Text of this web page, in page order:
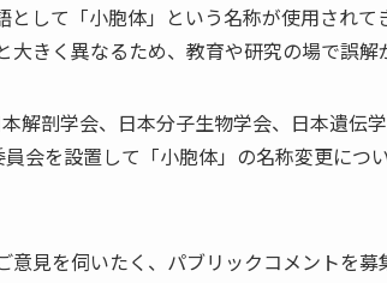
して「小胞体」という名称が使用されて
きく異なるため、教育や研究の場で誤解
解剖学会、日本分子生物学会、日本遺伝
会を設置して「小胞体」の名称変更につ
見を伺いたく、パブリックコメントを募